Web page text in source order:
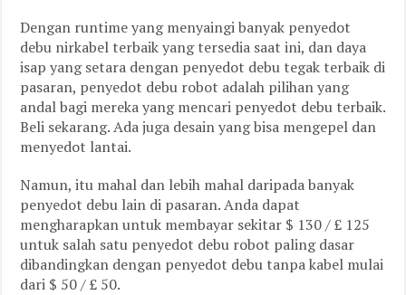
Dengan runtime yang menyaingi banyak penyedot
debu nirkabel terbaik yang tersedia saat ini, dan daya
isap yang setara dengan penyedot debu tegak terbaik di
pasaran, penyedot debu robot adalah pilihan yang
andal bagi mereka yang mencari penyedot debu terbaik.
Beli sekarang. Ada juga desain yang bisa mengepel dan
menyedot lantai.
Namun, itu mahal dan lebih mahal daripada banyak
penyedot debu lain di pasaran. Anda dapat
mengharapkan untuk membayar sekitar $ 130 / £ 125
untuk salah satu penyedot debu robot paling dasar
dibandingkan dengan penyedot debu tanpa kabel mulai
dari $ 50 / £ 50.